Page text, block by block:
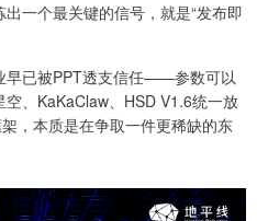
一个最关键的信号，就是“发布即
早已被PPT透支信任——参数可以
、KaKaClaw、HSD V1.6统一放
，本质是在争取一件更稀缺的东